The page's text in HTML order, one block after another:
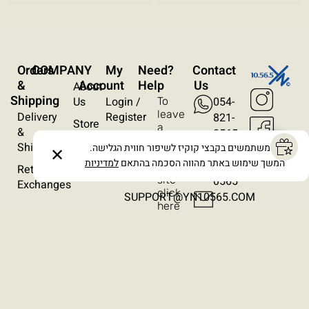
?Need
Help
To
leave
a
message
on
the
site
click
here
Contact
Us
054-
821-
0565
054-
821-
0565​
SUPPORT@YN10565.COM
Orders
&
Shipping
Delivery
&
Shipping
Returns /
Exchanges
My
Account
Login /
Register
Wishlist
Orders
COMPANY
About
Us
Store
Locations
Contact
אנו משתמשים בקבצי קוקיז לשיפור חווית הגלישה.
המשך שימוש באתר מהווה הסכמה בהתאםלמדיניות ✕
סרגל קריאה
הסתרת תמונות